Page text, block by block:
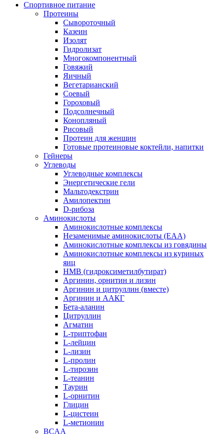
Спортивное питание
Протеины
Сывороточный
Казеин
Изолят
Гидролизат
Многокомпонентный
Говяжий
Яичный
Вегетарианский
Соевый
Гороховый
Подсолнечный
Конопляный
Рисовый
Протеин для женщин
Готовые протеиновые коктейли, напитки
Гейнеры
Углеводы
Углеводные комплексы
Энергетические гели
Мальтодекстрин
Амилопектин
D-рибоза
Аминокислоты
Аминокислотные комплексы
Незаменимые аминокислоты (EAA)
Аминокислотные комплексы из говядины
Аминокислотные комплексы из куриных
яиц
HMB (гидроксиметилбутират)
Аргинин, орнитин и лизин
Аргинин и цитруллин (вместе)
Аргинин и ААКГ
Бета-аланин
Цитруллин
Агматин
L-триптофан
L-лейцин
L-лизин
L-пролин
L-тирозин
L-теанин
Таурин
L-орнитин
Глицин
L-цистеин
L-метионин
BCAA